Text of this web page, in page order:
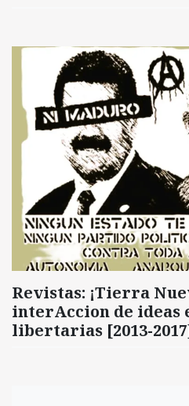
Revistas: ¡Tierra
interAccion de
libertarias [2013-